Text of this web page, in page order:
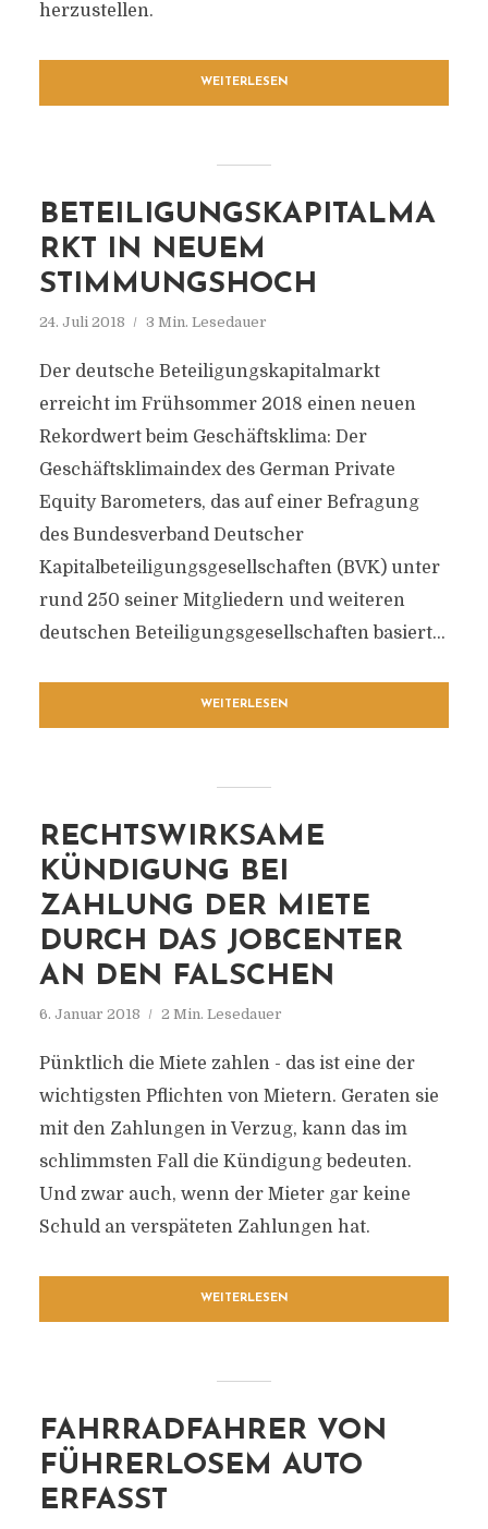
herzustellen.
WEITERLESEN
BETEILIGUNGSKAPITALMA
RKT IN NEUEM
STIMMUNGSHOCH
24. Juli 2018 3 Min. Lesedauer
Der deutsche Beteiligungskapitalmarkt
erreicht im Frühsommer 2018 einen neuen
Rekordwert beim Geschäftsklima: Der
Geschäftsklimaindex des German Private
Equity Barometers, das auf einer Befragung
des Bundesverband Deutscher
Kapitalbeteiligungsgesellschaften (BVK) unter
rund 250 seiner Mitgliedern und weiteren
deutschen Beteiligungsgesellschaften basiert...
WEITERLESEN
RECHTSWIRKSAME
KÜNDIGUNG BEI
ZAHLUNG DER MIETE
DURCH DAS JOBCENTER
AN DEN FALSCHEN
6. Januar 2018 2 Min. Lesedauer
Pünktlich die Miete zahlen - das ist eine der
wichtigsten Pflichten von Mietern. Geraten sie
mit den Zahlungen in Verzug, kann das im
schlimmsten Fall die Kündigung bedeuten.
Und zwar auch, wenn der Mieter gar keine
Schuld an verspäteten Zahlungen hat.
WEITERLESEN
FAHRRADFAHRER VON
FÜHRERLOSEM AUTO
ERFASST